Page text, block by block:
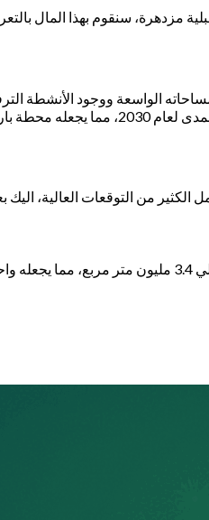
مزدهرة، سنقوم بهذا المال
الواسعة ووجود الأنشطة
محطة بارزة.
من التوقعات العالية، اليك